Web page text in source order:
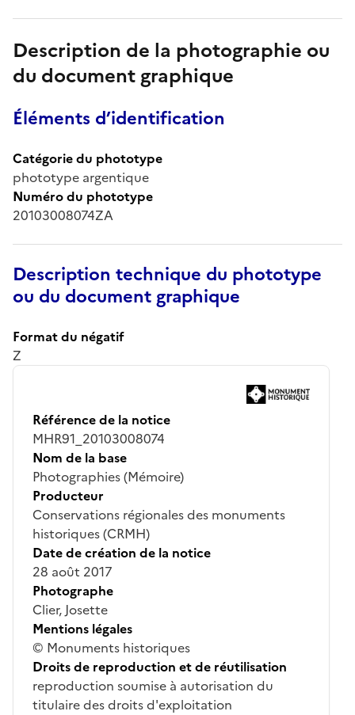
Description de la photographie ou
du document graphique
Éléments d’identification
Catégorie du phototype
phototype argentique
Numéro du phototype
20103008074ZA
Description technique du phototype
ou du document graphique
Format du négatif
Z
Référence de la notice
MHR91_20103008074
Nom de la base
Photographies (Mémoire)
Producteur
Conservations régionales des monuments
historiques (CRMH)
Date de création de la notice
28 août 2017
Photographe
Clier, Josette
Mentions légales
© Monuments historiques
Droits de reproduction et de réutilisation
reproduction soumise à autorisation du
titulaire des droits d'exploitation